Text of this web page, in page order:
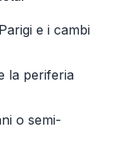
e i cambi
la periferia
o semi-